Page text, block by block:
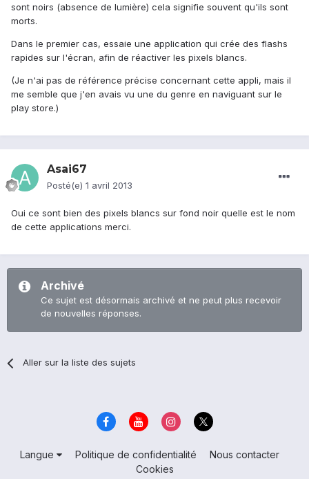
sont noirs (absence de lumière) cela signifie souvent qu'ils sont
morts.
Dans le premier cas, essaie une application qui crée des flashs
rapides sur l'écran, afin de réactiver les pixels blancs.
(Je n'ai pas de référence précise concernant cette appli, mais il
me semble que j'en avais vu une du genre en naviguant sur le
play store.)
Asai67
Posté(e) 1 avril 2013
Oui ce sont bien des pixels blancs sur fond noir quelle est le nom
de cette applications merci.
Archivé
Ce sujet est désormais archivé et ne peut plus recevoir
de nouvelles réponses.
Aller sur la liste des sujets
Langue Politique de confidentialité
Nous contacter
Cookies